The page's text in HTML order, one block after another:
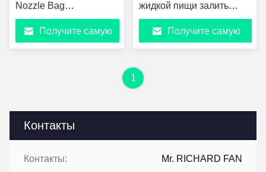
Контакты
Контакты: Mr. RICHARD FAN
Nozzle Bag
Алюминиевая фольга
Пластмассовая фольга
Жидкое вино
Получите самую
жидкой пищи залить
вытяжной мешок
настроить объем
алюминиевой фольги
Получите самую
1